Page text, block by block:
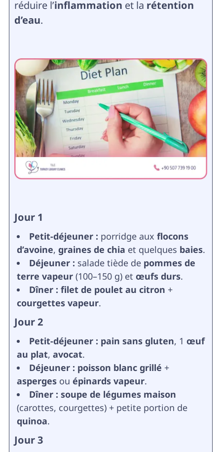
réduire l’inflammation et la rétention
d’eau.
Jour 1
Petit-déjeuner : porridge aux flocons
d’avoine, graines de chia et quelques baies.
Déjeuner : salade tiède de pommes de
terre vapeur(100–150 g) et œufs durs.
Dîner : filet de poulet au citron +
courgettes vapeur.
Jour 2
Petit-déjeuner : pain sans gluten, 1 œuf
au plat, avocat.
Déjeuner : poisson blanc grillé +
aspergesou épinards vapeur.
Dîner : soupe de légumes maison
(carottes, courgettes) + petite portion de
quinoa.
Jour 3